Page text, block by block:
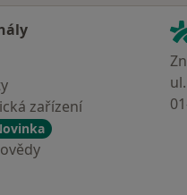
zařízení